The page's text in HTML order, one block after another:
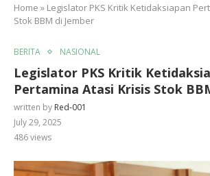
Home » Legislator PKS Kritik Ketidaksiapan
Stok BBM di Jember
BERITA NASIONAL
Legislator PKS Kritik
Pertamina Atasi Krisis Stok
written by Red-001
July 29, 2025
486views